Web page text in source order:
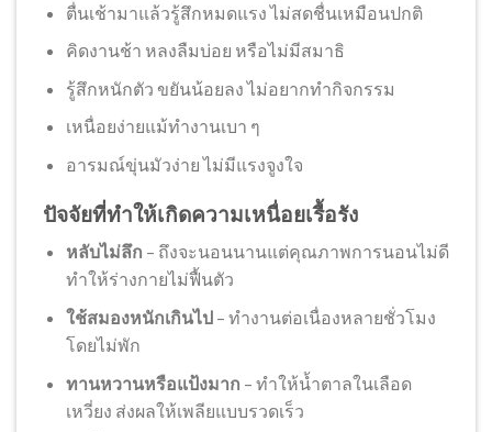
ตื่นเช้ามาแล้วรู้สึกหมดแรง ไม่สดชื่นเหมือนปกติ
คิดงานช้า หลงลืมบ่อย หรือไม่มีสมาธิ
รู้สึกหนักตัว ขยันน้อยลง ไม่อยากทำกิจกรรม
เหนื่อยง่ายแม้ทำงานเบา ๆ
อารมณ์ขุ่นมัวง่าย ไม่มีแรงจูงใจ
ปัจจัยที่ทำให้เกิดความเหนื่อยเรื้อรัง
หลับไม่ลึก – ถึงจะนอนนานแต่คุณภาพการนอนไม่ดี
ทำให้ร่างกายไม่ฟื้นตัว
ใช้สมองหนักเกินไป– ทำงานต่อเนื่องหลายชั่วโมง
โดยไม่พัก
ทานหวานหรือแป้งมาก – ทำให้น้ำตาลในเลือด
เหวี่ยง ส่งผลให้เพลียแบบรวดเร็ว